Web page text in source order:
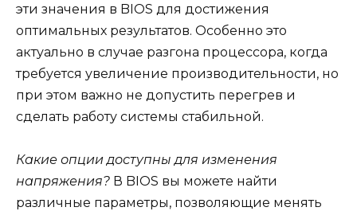
эти значения в BIOS для достижения
оптимальных результатов. Особенно это
актуально в случае разгона процессора, когда
требуется увеличение производительности, но
при этом важно не допустить перегрев и
сделать работу системы стабильной.
Какие опции доступны для изменения
напряжения? В BIOS вы можете найти
различные параметры, позволяющие менять